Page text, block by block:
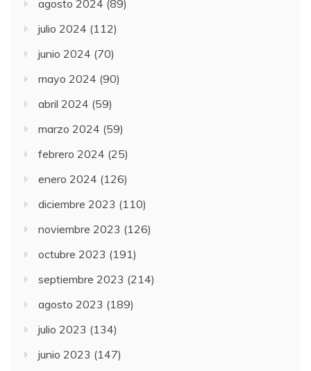
agosto 2024 (89)
julio 2024 (112)
junio 2024 (70)
mayo 2024 (90)
abril 2024 (59)
marzo 2024 (59)
febrero 2024 (25)
enero 2024 (126)
diciembre 2023 (110)
noviembre 2023 (126)
octubre 2023 (191)
septiembre 2023 (214)
agosto 2023 (189)
julio 2023 (134)
junio 2023 (147)